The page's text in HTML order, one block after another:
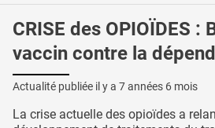
CRISE des OPIOÏDES :
vaccin contre la
Actualité publiée il y a 7 années 6 mois
La crise actuelle des opioïdes a